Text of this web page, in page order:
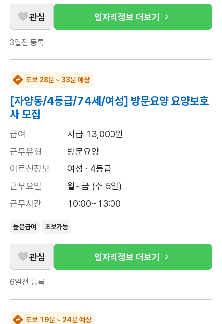
관심 일자리정보 더보기
3일전 등록
도보 28분 ~ 33분 예상
[자양동/4등급/74세/여성] 방문요양 요양보호
사 모집
급여
시급 13,000원
근무유형
방문요양
어르신정보
여성 · 4등급
근무요일
월~금 (주 5일)
근무시간
10:00~13:00
높은급여 초보가능
관심 일자리정보 더보기
6일전 등록
도보 19분 ~ 24분 예상